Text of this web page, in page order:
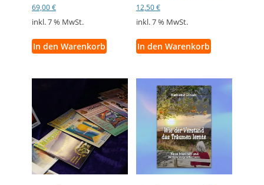
69,00€
inkl. 7 % MwSt.
In den Warenkorb
12,50€
inkl. 7 % MwSt.
In den Warenkorb